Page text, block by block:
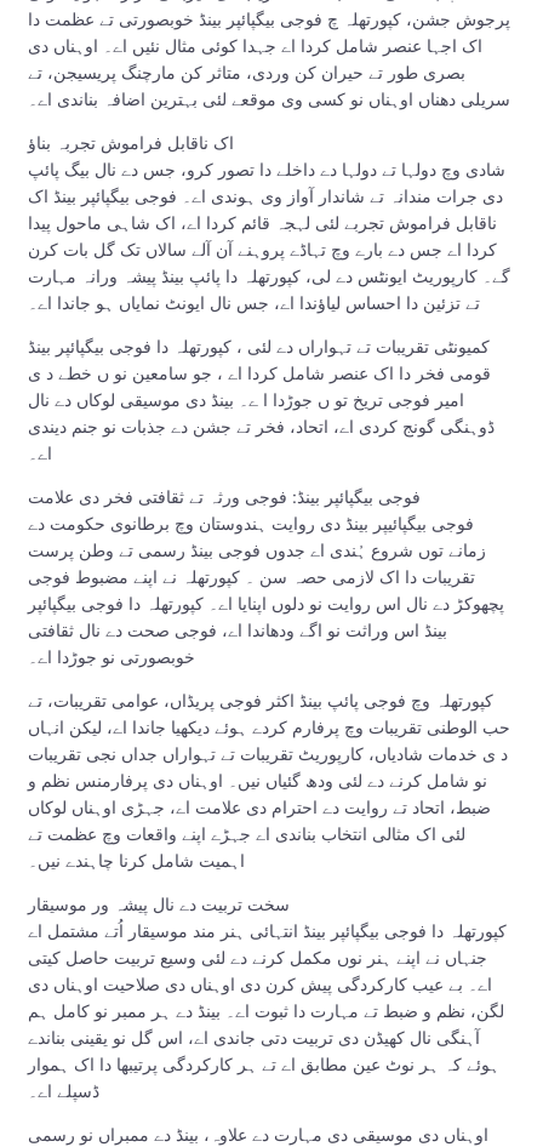
پرجوش جشن، کپورتھلہ چ فوجی بیگپائپر بینڈ خوبصورتی تے عظمت دا
اک اجہا عنصر شامل کردا اے جہدا کوئی مثال نئیں اے۔ اوہناں دی
بصری طور تے حیران کن وردی، متاثر کن مارچنگ پریسیجن، تے
سریلی دھناں اوہناں نو کسی وی موقعے لئی بہترین اضافہ بناندی اے۔
اک ناقابل فراموش تجربہ بناؤ
شادی وچ دولہا تے دولہا دے داخلے دا تصور کرو، جس دے نال بیگ پائپ
دی جرات مندانہ تے شاندار آواز وی ہوندی اے۔ فوجی بیگپائپر بینڈ اک
ناقابل فراموش تجربے لئی لہجہ قائم کردا اے، اک شاہی ماحول پیدا
کردا اے جس دے بارے وچ تہاڈے پروہنے آن آلے سالاں تک گل بات کرن
گے۔ کارپوریٹ ایونٹس دے لی، کپورتھلہ دا پائپ بینڈ پیشہ ورانہ مہارت
تے تزئین دا احساس لیاؤندا اے، جس نال ایونٹ نمایاں ہو جاندا اے۔
کمیونٹی تقریبات تے تہواراں دے لئی ، کپورتھلہ دا فوجی بیگپائپر بینڈ
قومی فخر دا اک عنصر شامل کردا اے ، جو سامعین نو ں خطے د ی
امیر فوجی تریخ تو ں جوڑدا ا ے۔ بینڈ دی موسیقی لوکاں دے نال
ڈوہنگی گونج کردی اے، اتحاد، فخر تے جشن دے جذبات نو جنم دیندی
اے۔
فوجی بیگپائپر بینڈ: فوجی ورثہ تے ثقافتی فخر دی علامت
فوجی بیگپائیپر بینڈ د‏‏ی روایت ہندوستان وچ برطانوی حکومت دے
زمانے تو‏ں شروع ہُندی اے جدو‏ں فوجی بینڈ رسمی تے وطن پرست
تقریبات دا اک لازمی حصہ سن ۔ کپورتھلہ نے اپنے مضبوط فوجی
پچھوکڑ دے نال اس روایت نو دلوں اپنایا اے۔ کپورتھلہ دا فوجی بیگپائپر
بینڈ اس وراثت نو اگے ودھاندا اے، فوجی صحت دے نال ثقافتی
خوبصورتی نو جوڑدا اے۔
کپورتھلہ وچ فوجی پائپ بینڈ اکثر فوجی پریڈاں، عوامی تقریبات، تے
حب الوطنی تقریبات وچ پرفارم کردے ہوئے دیکھیا جاندا اے، لیکن انہاں
د ی خدمات شادیاں، کارپوریٹ تقریبات تے تہواراں جداں نجی تقریبات
نو شامل کرنے دے لئی ودھ گئیاں نيں۔ اوہناں دی پرفارمنس نظم و
ضبط، اتحاد تے روایت دے احترام دی علامت اے، جہڑی اوہناں لوکاں
لئی اک مثالی انتخاب بناندی اے جہڑے اپنے واقعات وچ عظمت تے
اہمیت شامل کرنا چاہندے نیں۔
سخت تربیت دے نال پیشہ ور موسیقار
کپورتھلہ دا فوجی بیگپائپر بینڈ انتہائی ہنر مند موسیقار اُتے مشتمل اے
جنہاں نے اپنے ہنر نو‏‏ں مکمل کرنے دے لئی وسیع تربیت حاصل کيتی
ا‏‏ے۔ بے عیب کارکردگی پیش کرن دی اوہناں دی صلاحیت اوہناں دی
لگن، نظم و ضبط تے مہارت دا ثبوت اے۔ بینڈ دے ہر ممبر نو کامل ہم
آہنگی نال کھیڈن دی تربیت دتی جاندی اے، اس گل نو یقینی بناندے
ہوئے کہ ہر نوٹ عین مطابق اے تے ہر کارکردگی پرتیبھا دا اک ہموار
ڈسپلے اے۔
اوہناں دی موسیقی دی مہارت دے علاوہ، بینڈ دے ممبراں نو رسمی